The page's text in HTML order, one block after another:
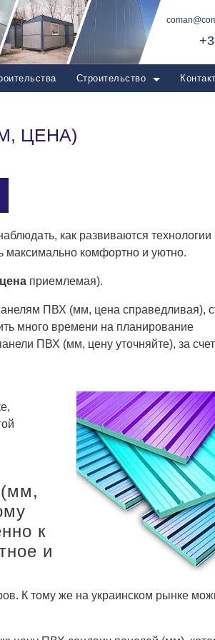
Строительство
ЦЕНА)
как развиваются технологии
максимально комфортно и уютно.
приемлемая).
ПВХ (мм, цена справедливая),
много времени на планирование
ПВХ (мм, цену уточняйте), за
(мм,
к
и
К тому же на украинском рынке